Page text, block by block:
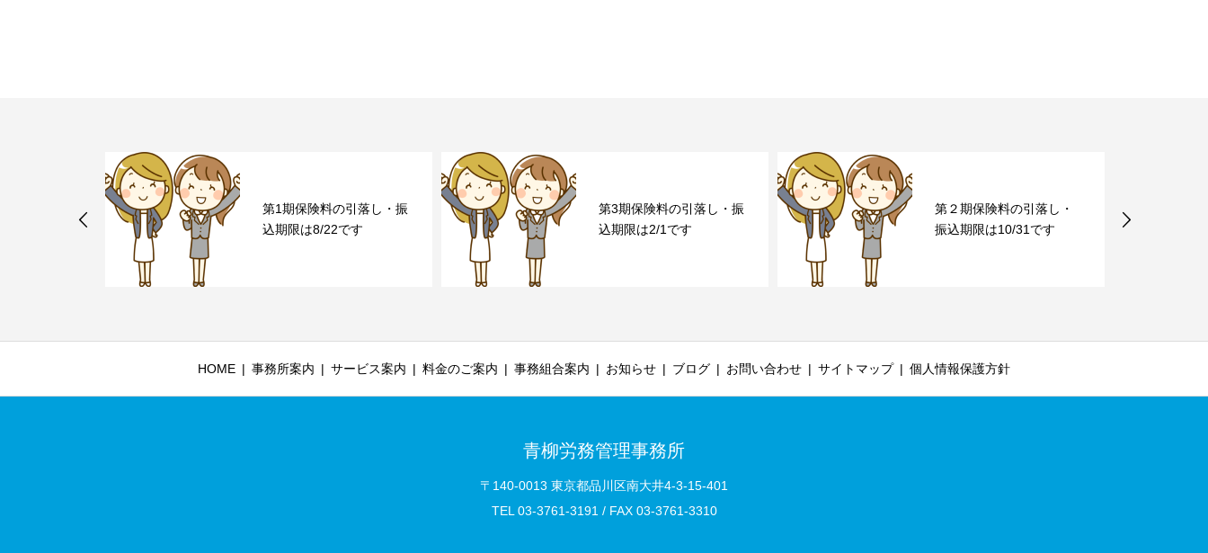
第1期保険料の引落し・振
込期限は8/22です
第3期保険料の引落し・振
込期限は2/1です
第２期保険料の引落し・
振込期限は10/31です
HOME 事務所案内 サービス案内 料金のご案内 事務組合案内 お知らせ ブログ お問い合わせ サイトマップ 個人情報保護方針
青柳労務管理事務所
〒140-0013 東京都品川区南大井4-3-15-401
TEL 03-3761-3191 / FAX 03-3761-3310